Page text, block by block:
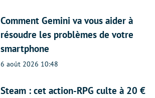
Comment Gemini va vous aider à
résoudre les problèmes de votre
smartphone
6 août 2026 10:48
Steam : cet action-RPG culte à 20 €